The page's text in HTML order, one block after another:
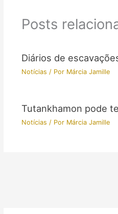
Posts
Diários de
Notícias / Por Márcia Jamille
Tutankhamon pode
Notícias / Por Márcia Jamille